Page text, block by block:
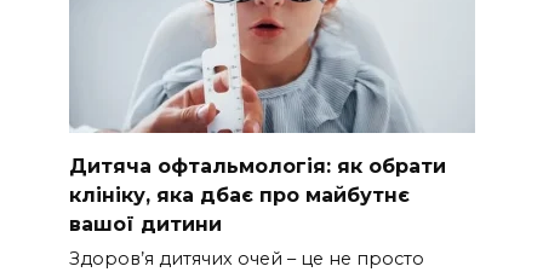
Дитяча офтальмологія: як обрати
клініку, яка дбає про майбутнє
вашої дитини
Здоров’я дитячих очей – це не просто